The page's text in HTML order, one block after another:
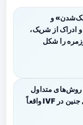
و
از شریک،
را شکل
روش‌های متداول
آماده‌سازی قبل از انتقال جنین در IVF واقعاً